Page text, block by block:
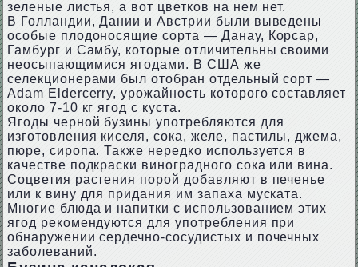
зеленые листья, а вот цветков на нем нет.
В Голландии, Дании и Австрии были выведены
особые плодоносящие сорта — Данау, Корсар,
Гамбург и Самбу, которые отличительны своими
неосыпающимися ягодами. В США же
селекционерами был отобран отдельный сорт —
Adam Eldercerry, урожайность которого составляет
около 7-10 кг ягод с куста.
Ягоды черной бузины употребляются для
изготовления киселя, сока, желе, пастилы, джема,
пюре, сиропа. Также нередко используется в
качестве подкраски виноградного сока или вина.
Соцветия растения порой добавляют в печенье
или к вину для придания им запаха муската.
Многие блюда и напитки с использованием этих
ягод рекомендуются для употребления при
обнаружении сердечно-сосудистых и почечных
заболеваний.